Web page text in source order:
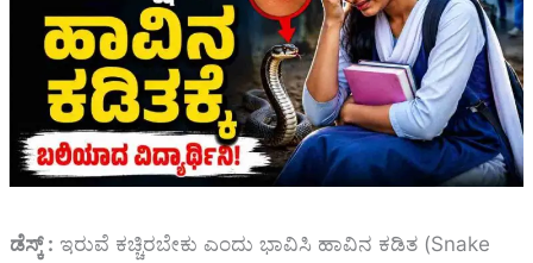
ಡೆಸ್ಕ್‌ : ಇರುವೆ ಕಚ್ಚಿರಬೇಕು ಎಂದು ಭಾವಿಸಿ ಹಾವಿನ ಕಡಿತ (Snake